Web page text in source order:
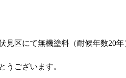
見区にて無機塗料（耐候年数20
うございます。